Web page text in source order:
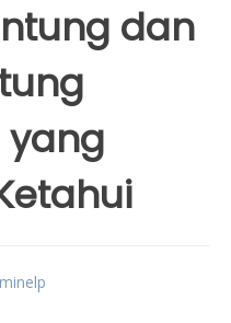
dan
yang